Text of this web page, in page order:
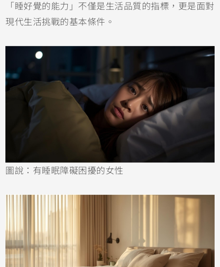
「睡好覺的能力」不僅是生活品質的指標，更是面對
現代生活挑戰的基本條件。
圖說：有睡眠障礙困擾的女性